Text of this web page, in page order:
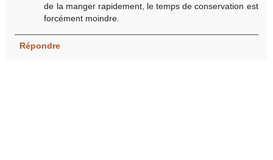
de la manger rapidement, le temps de conservation est
forcément moindre.
Répondre